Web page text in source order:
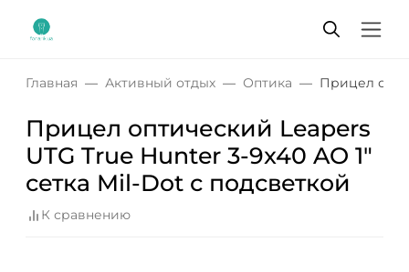
Главная Активный отдых Оптика Прицел
Прицел оптический Leapers
UTG True Hunter 3-9x40 AO 1"
сетка Mil-Dot с подсветкой
К сравнению